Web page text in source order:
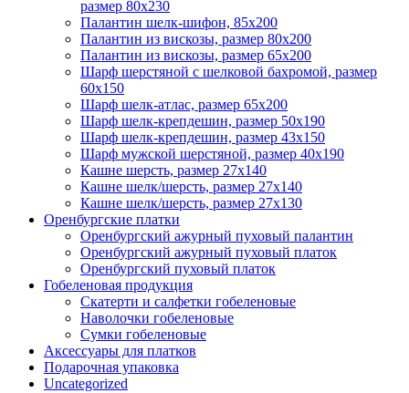
размер 80х230
Палантин шелк-шифон, 85х200
Палантин из вискозы, размер 80х200
Палантин из вискозы, размер 65х200
Шарф шерстяной с шелковой бахромой, размер
60x150
Шарф шелк-атлас, размер 65х200
Шарф шелк-крепдешин, размер 50x190
Шарф шелк-крепдешин, размер 43х150
Шарф мужской шерстяной, размер 40х190
Кашне шерсть, размер 27х140
Кашне шелк/шерсть, размер 27х140
Кашне шелк/шерсть, размер 27х130
Оренбургские платки
Оренбургский ажурный пуховый палантин
Оренбургский ажурный пуховый платок
Оренбургский пуховый платок
Гобеленовая продукция
Скатерти и салфетки гобеленовые
Наволочки гобеленовые
Сумки гобеленовые
Аксессуары для платков
Подарочная упаковка
Uncategorized